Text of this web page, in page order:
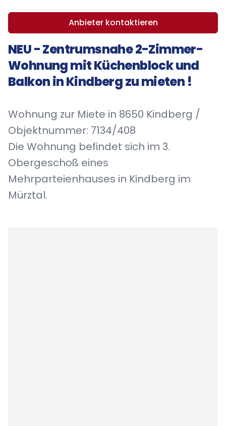
Anbieter kontaktieren
NEU - Zentrumsnahe 2-Zimmer-
Wohnung mit Küchenblock und
Balkon in Kindberg zu mieten !
Wohnung zur Miete in 8650 Kindberg /
Objektnummer: 7134/408
Die Wohnung befindet sich im 3.
Obergeschoß eines
Mehrparteienhauses in Kindberg im
Mürztal.